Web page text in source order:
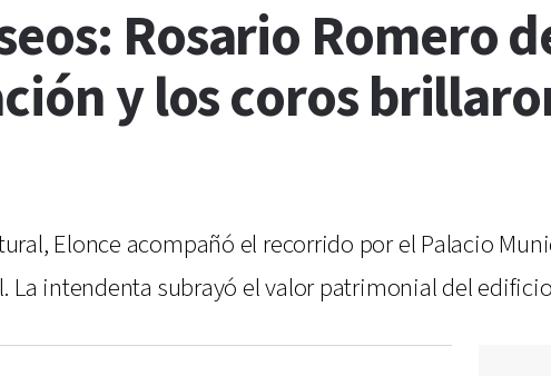
Rosario Romero
y los coros
Elonce acompañó el recorrido por el Palacio
intendenta subrayó el valor patrimonial del